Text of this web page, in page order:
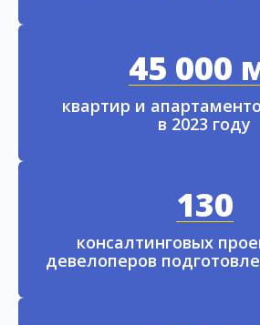
45 000
квартир и
в 2023 году
130
консалтинговых
девелоперов